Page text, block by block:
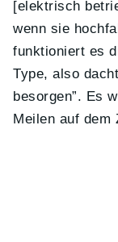
[elektrisch
wenn sie
funktioniert es
Type, also
besorgen”. Es
Meilen auf dem